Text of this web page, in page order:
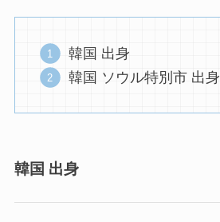
韓国 出身
韓国 ソウル特別市 出身
韓国 出身